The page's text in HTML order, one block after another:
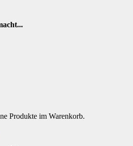
Produkte im Warenkorb.